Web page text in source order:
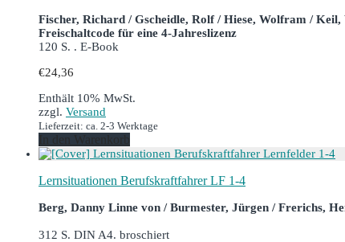
Fischer, Richard / Gscheidle, Rolf / Hiese, Wolfram /
Freischaltcode für eine 4-Jahreslizenz
120 S. . E-Book
€24,36
Enthält 10% MwSt.
zzgl. Versand
Lieferzeit: ca. 2-3 Werktage
In den Warenkorb
Lernsituationen Berufskraftfahrer LF 1-4
Berg, Danny Linne von / Burmester, Jürgen / Frerichs,
312 S. DIN A4. broschiert